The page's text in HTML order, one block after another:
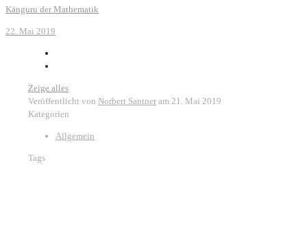
Känguru der Mathematik
22. Mai 2019
Zeige alles
Veröffentlicht von Norbert Santner am 21. Mai 2019
Kategorien
Allgemein
Tags